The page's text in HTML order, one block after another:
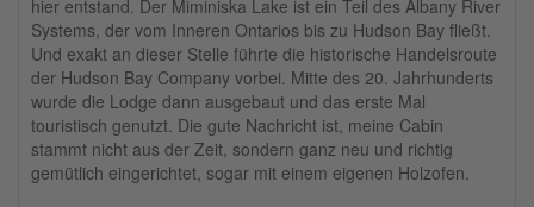
hier entstand. Der Miminiska Lake ist ein Teil des Albany River
Systems, der vom Inneren Ontarios bis zu Hudson Bay fließt.
Und exakt an dieser Stelle führte die historische Handelsroute
der Hudson Bay Company vorbei. Mitte des 20. Jahrhunderts
wurde die Lodge dann ausgebaut und das erste Mal
touristisch genutzt. Die gute Nachricht ist, meine Cabin
stammt nicht aus der Zeit, sondern ganz neu und richtig
gemütlich eingerichtet, sogar mit einem eigenen Holzofen.